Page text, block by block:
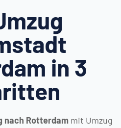
in 3
nach Rotterdammit Umzug